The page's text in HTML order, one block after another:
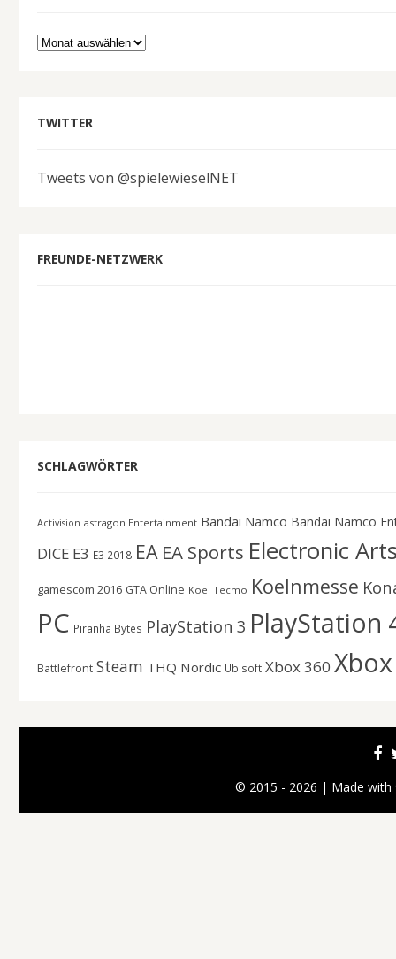
Archiv
TWITTER
Tweets von @spielewieselNET
FREUNDE-NETZWERK
SCHLAGWÖRTER
Activision astragon Entertainment Bandai Namco Bandai Namco
DICE E3 E3 2018 EA EA Sports Electronic
gamescom 2016 GTA Online Koei Tecmo Koelnmesse
PC Piranha Bytes PlayStation 3 PlayStation
Battlefront Steam THQ Nordic Ubisoft Xbox 360
© 2015 - 2026 | Made